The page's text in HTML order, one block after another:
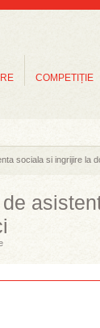
COMPETIȚIE
sociala si ingrijire la